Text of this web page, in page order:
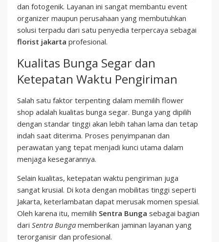
dan fotogenik. Layanan ini sangat membantu event
organizer maupun perusahaan yang membutuhkan
solusi terpadu dari satu penyedia terpercaya sebagai
florist jakarta profesional.
Kualitas Bunga Segar dan
Ketepatan Waktu Pengiriman
Salah satu faktor terpenting dalam memilih flower
shop adalah kualitas bunga segar. Bunga yang dipilih
dengan standar tinggi akan lebih tahan lama dan tetap
indah saat diterima. Proses penyimpanan dan
perawatan yang tepat menjadi kunci utama dalam
menjaga kesegarannya.
Selain kualitas, ketepatan waktu pengiriman juga
sangat krusial. Di kota dengan mobilitas tinggi seperti
Jakarta, keterlambatan dapat merusak momen spesial.
Oleh karena itu, memilih Sentra Bunga sebagai bagian
dari Sentra Bunga memberikan jaminan layanan yang
terorganisir dan profesional.